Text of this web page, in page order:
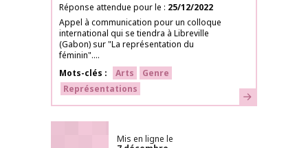
Réponse attendue pour le
25/12/2022
Appel à communication pour un colloque
international qui se tiendra à Libreville
(Gabon) sur "La représentation du
féminin"....
Mots-clés
Arts
Genre
Représentations
En savoir plus
Mis en ligne le